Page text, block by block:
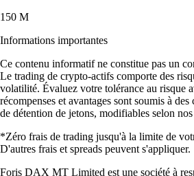
150 M
Informations importantes
Ce contenu informatif ne constitue pas un
Le trading de crypto-actifs comporte des
volatilité. Évaluez votre tolérance au risque
récompenses et avantages sont soumis à
de détention de jetons, modifiables selon
*Zéro frais de trading jusqu'à la limite de
D'autres frais et spreads peuvent s'appliquer.
Foris DAX MT Limited est une société à